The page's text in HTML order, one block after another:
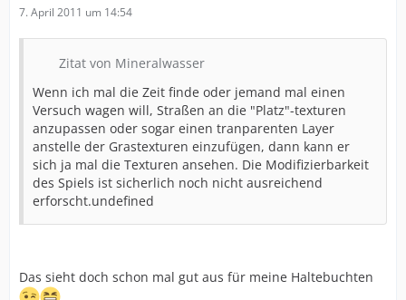
7. April 2011 um 14:54
Zitat von Mineralwasser
Wenn ich mal die Zeit finde oder jemand mal einen
Versuch wagen will, Straßen an die "Platz"-texturen
anzupassen oder sogar einen tranparenten Layer
anstelle der Grastexturen einzufügen, dann kann er
sich ja mal die Texturen ansehen. Die Modifizierbarkeit
des Spiels ist sicherlich noch nicht ausreichend
erforscht.undefined
Das sieht doch schon mal gut aus für meine Haltebuchten